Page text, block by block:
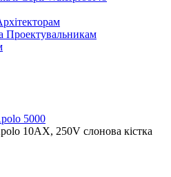
Проектувальникам
5000
10АХ, 250V слонова кістка